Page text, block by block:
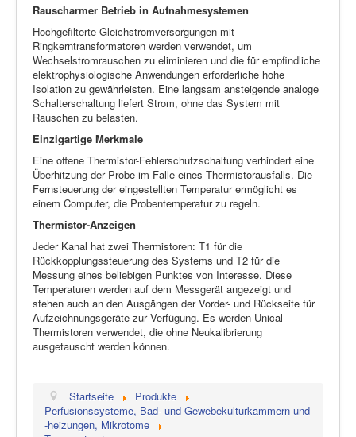
Rauscharmer Betrieb in Aufnahmesystemen
Hochgefilterte Gleichstromversorgungen mit
Ringkerntransformatoren werden verwendet, um
Wechselstromrauschen zu eliminieren und die für empfindliche
elektrophysiologische Anwendungen erforderliche hohe
Isolation zu gewährleisten. Eine langsam ansteigende analoge
Schalterschaltung liefert Strom, ohne das System mit
Rauschen zu belasten.
Einzigartige Merkmale
Eine offene Thermistor-Fehlerschutzschaltung verhindert eine
Überhitzung der Probe im Falle eines Thermistorausfalls. Die
Fernsteuerung der eingestellten Temperatur ermöglicht es
einem Computer, die Probentemperatur zu regeln.
Thermistor-Anzeigen
Jeder Kanal hat zwei Thermistoren: T1 für die
Rückkopplungssteuerung des Systems und T2 für die
Messung eines beliebigen Punktes von Interesse. Diese
Temperaturen werden auf dem Messgerät angezeigt und
stehen auch an den Ausgängen der Vorder- und Rückseite für
Aufzeichnungsgeräte zur Verfügung. Es werden Unical-
Thermistoren verwendet, die ohne Neukalibrierung
ausgetauscht werden können.
Startseite
Produkte
Perfusionssysteme, Bad- und Gewebekulturkammern und
-heizungen, Mikrotome